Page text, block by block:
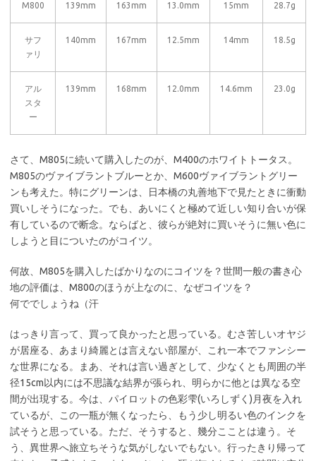
M800 139mm 163mm 13.0mm 15mm 28.7g
サフ
ァリ
140mm 167mm 12.5mm 14mm 18.5g
アル
スタ
ー
139mm 168mm 12.0mm 14.6mm 23.0g
さて、M805に続いて購入したのが、M400のホワイトトータス。
M805のヴァイブラントブルーとか、M600ヴァイブラントグリー
ンも考えた。特にグリーンは、日本橋の丸善地下で見たときに衝動
買いしそうになった。でも、あいにくと極めて近しい知り合いが保
有しているので断念。ならばと、彼らが絶対に買いそうに無い色に
しようと目についたのがコイツ。
何故、M805を購入したばかりなのにコイツを？世間一般の書き心
地の評価は、M800のほうが上なのに、なぜコイツを？
何ででしょうね（汗
はっきり言って、買って良かったと思っている。むさ苦しいオヤジ
が居座る、あまり綺麗とは言えない部屋が、これ一本でファンシー
な世界になる。まあ、それは言い過ぎとして、少なくとも周囲の半
径15cm以内には不思議な結界が張られ、明らかに他とは異なる空
間が出現する。今は、パイロットの色彩雫(いろしずく)月夜を入れ
ているが、この一瓶が無くなったら、もう少し明るい色のインクを
試そうと思っている。ただ、そうすると、幾分こことは違う。そ
う、異世界へ旅立ちそうな気がしないでもない。行ったきり帰って